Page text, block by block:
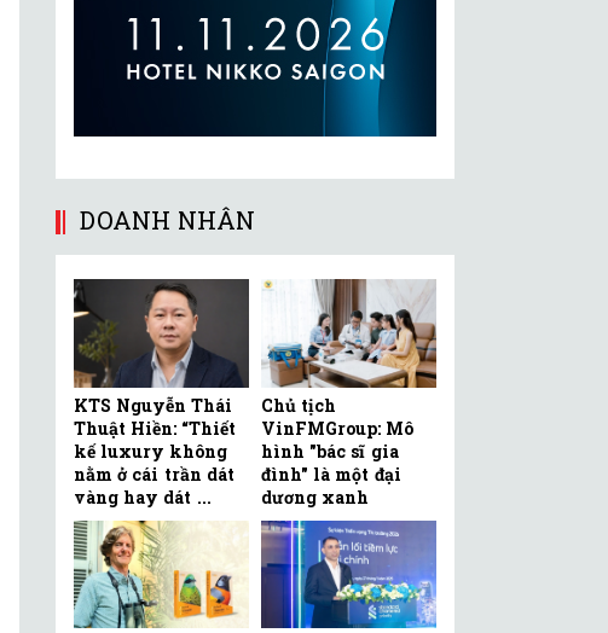
DOANH NHÂN
KTS Nguyễn Thái
Thuật Hiền: “Thiết
kế luxury không
nằm ở cái trần dát
vàng hay dát ...
Chủ tịch
VinFMGroup: Mô
hình "bác sĩ gia
đình" là một đại
dương xanh